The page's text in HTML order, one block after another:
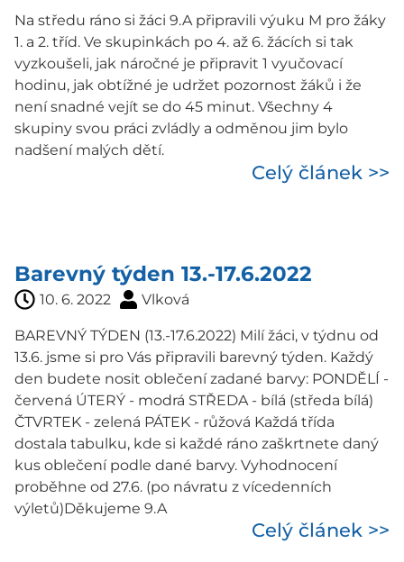
Na středu ráno si žáci 9.A připravili výuku M pro žáky
1. a 2. tříd. Ve skupinkách po 4. až 6. žácích si tak
vyzkoušeli, jak náročné je připravit 1 vyučovací
hodinu, jak obtížné je udržet pozornost žáků i že
není snadné vejít se do 45 minut. Všechny 4
skupiny svou práci zvládly a odměnou jim bylo
nadšení malých dětí.
Celý článek >>
Barevný týden 13.-17.6.2022
10. 6. 2022 Vlková
BAREVNÝ TÝDEN (13.-17.6.2022) Milí žáci, v týdnu od
13.6. jsme si pro Vás připravili barevný týden. Každý
den budete nosit oblečení zadané barvy: PONDĚLÍ -
červená ÚTERÝ - modrá STŘEDA - bílá (středa bílá)
ČTVRTEK - zelená PÁTEK - růžová Každá třída
dostala tabulku, kde si každé ráno zaškrtnete daný
kus oblečení podle dané barvy. Vyhodnocení
proběhne od 27.6. (po návratu z vícedenních
výletů)Děkujeme 9.A
Celý článek >>